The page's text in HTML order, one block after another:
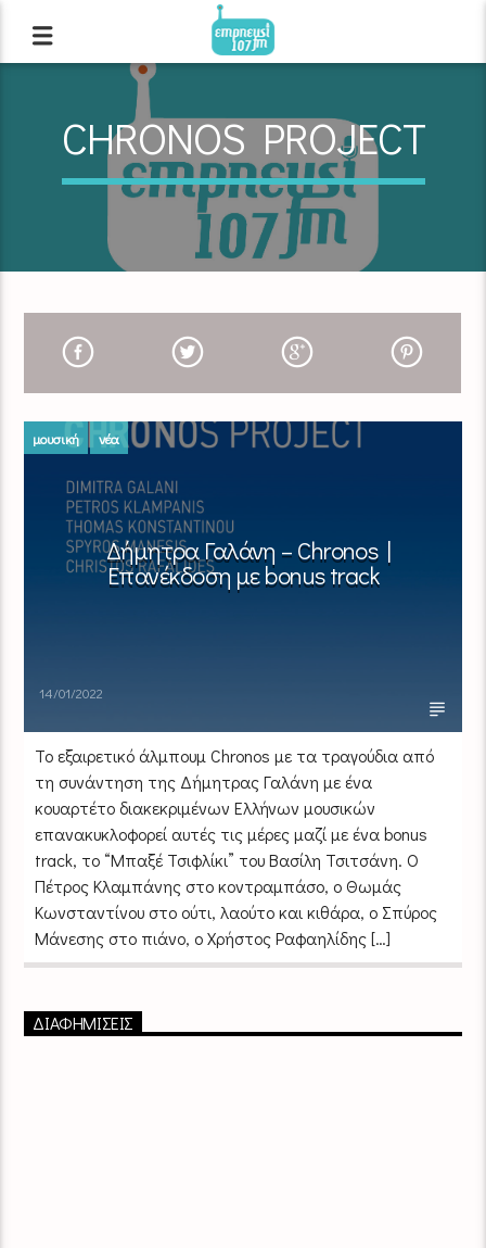
CHRONOS PROJECT
μουσική νέα
Δήμητρα Γαλάνη – Chronos |
Επανέκδοση με bonus track
14/01/2022
To εξαιρετικό άλμπουμ Chronos με τα τραγούδια από
τη συνάντηση της Δήμητρας Γαλάνη με ένα
κουαρτέτο διακεκριμένων Ελλήνων μουσικών
επανακυκλοφορεί αυτές τις μέρες μαζί με ένα bonus
track, το “Μπαξέ Τσιφλίκι” του Βασίλη Τσιτσάνη. Ο
Πέτρος Κλαμπάνης στο κοντραμπάσο, ο Θωμάς
Κωνσταντίνου στο ούτι, λαούτο και κιθάρα, ο Σπύρος
Μάνεσης στο πιάνο, ο Χρήστος Ραφαηλίδης […]
ΔΙΑΦΗΜΙΣΕΙΣ